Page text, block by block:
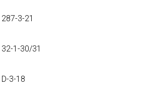
287-3-21
32-1-30/31
D-3-18